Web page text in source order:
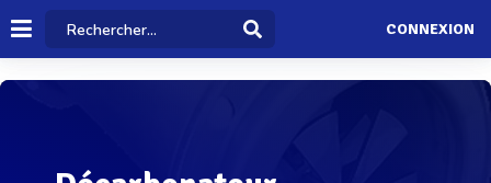
CONNEXION